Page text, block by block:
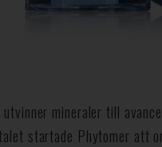
mineraler till
startade Phytomer att